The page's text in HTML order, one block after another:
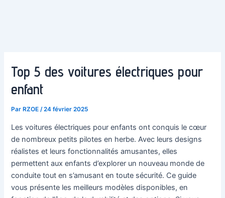
Top 5 des voitures électriques pour
enfant
Par RZOE/24 février 2025
Les voitures électriques pour enfants ont conquis le cœur
de nombreux petits pilotes en herbe. Avec leurs designs
réalistes et leurs fonctionnalités amusantes, elles
permettent aux enfants d’explorer un nouveau monde de
conduite tout en s’amusant en toute sécurité. Ce guide
vous présente les meilleurs modèles disponibles, en